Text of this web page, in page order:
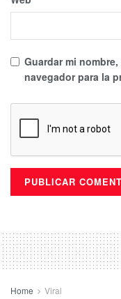
Guardar mi
navegador para la
Home Viral